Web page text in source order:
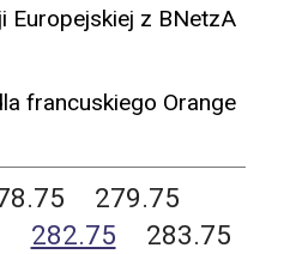
Europejskiej z BNetzA
francuskiego Orange
279.75
282.75
283.75